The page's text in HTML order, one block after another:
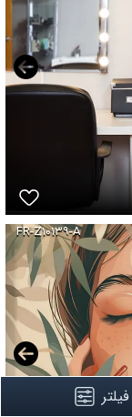
فیلتر
FR-Z۱۰۱۳۹-A